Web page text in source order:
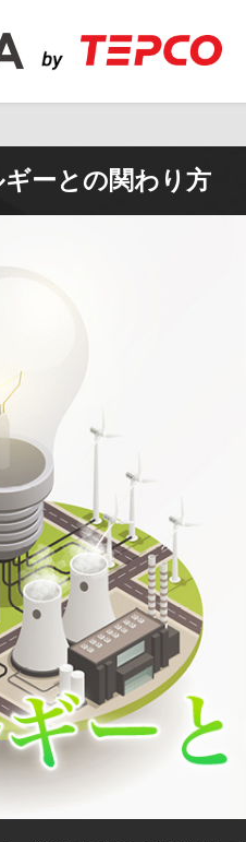
ーとの関わり方